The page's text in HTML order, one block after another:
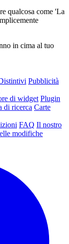
qualcosa come 'La
in cima al tuo
Pubblicità
di widget Plugin
di ricerca Carte
FAQ Il nostro
modifiche